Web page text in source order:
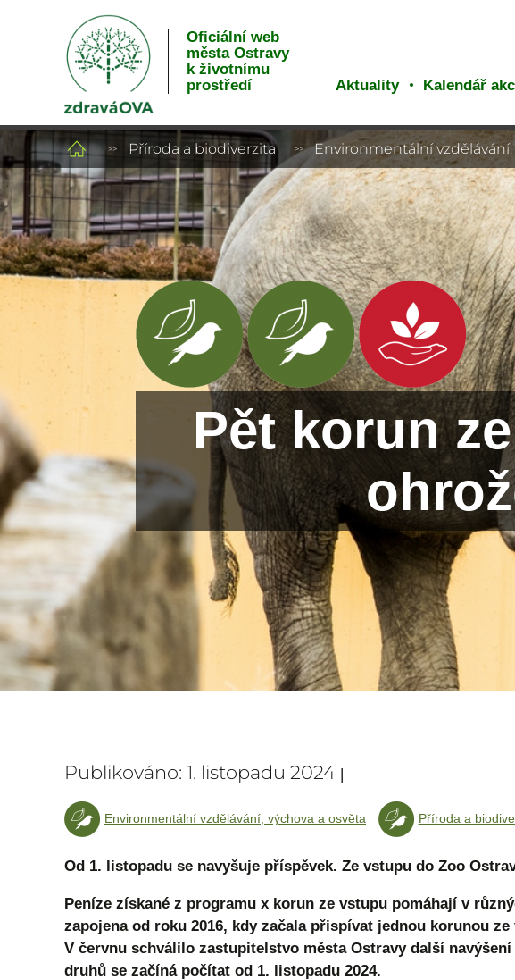
Oficiální web
města Ostravy
k životnímu
prostředí
Aktuality Kalendář
Příroda a biodiverzita Environmentální vzdělávání,
Pět korun
Publikováno: 1. listopadu 2024 |
Environmentální vzdělávání, výchova a osvěta Příroda a
Od 1. listopadu se navyšuje příspěvek. Ze vstupu do Zoo
Peníze získané z programu x korun ze vstupu pomáhají v
zapojena od roku 2016, kdy začala přispívat jednou korunou
V červnu schválilo zastupitelstvo města Ostravy další
druhů se začíná počítat od 1. listopadu 2024.